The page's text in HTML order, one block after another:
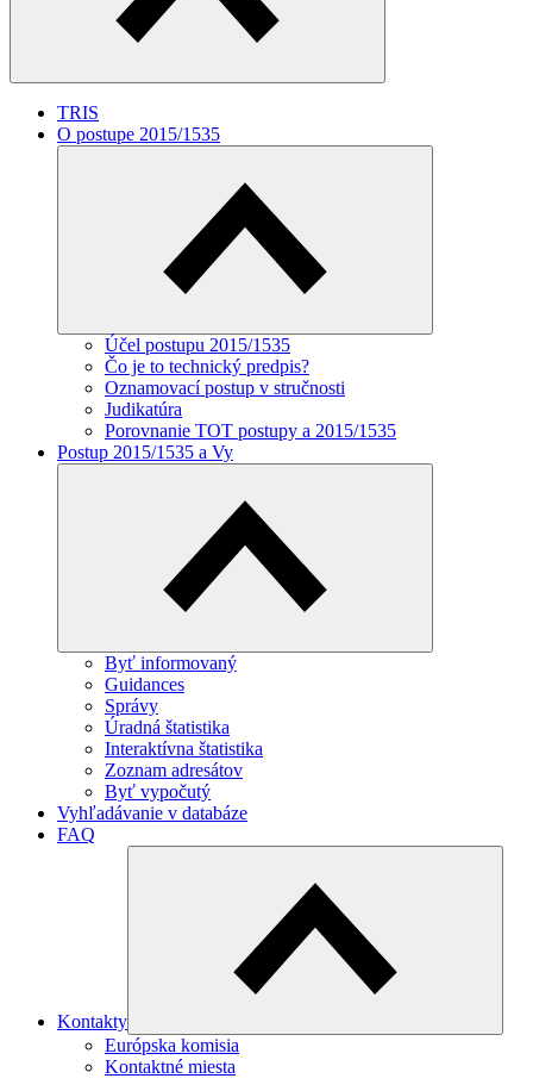
TRIS
O postupe 2015/1535
Účel postupu 2015/1535
Čo je to technický predpis?
Oznamovací postup v stručnosti
Judikatúra
Porovnanie TOT postupy a 2015/1535
Postup 2015/1535 a Vy
Byť informovaný
Guidances
Správy
Úradná štatistika
Interaktívna štatistika
Zoznam adresátov
Byť vypočutý
Vyhľadávanie v databáze
FAQ
Kontakty
Európska komisia
Kontaktné miesta